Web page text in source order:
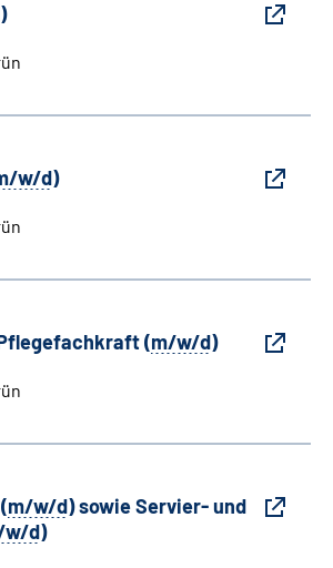
)
w/d)
(m/w/d)
m/w/d) sowie Servier- und
w/d)